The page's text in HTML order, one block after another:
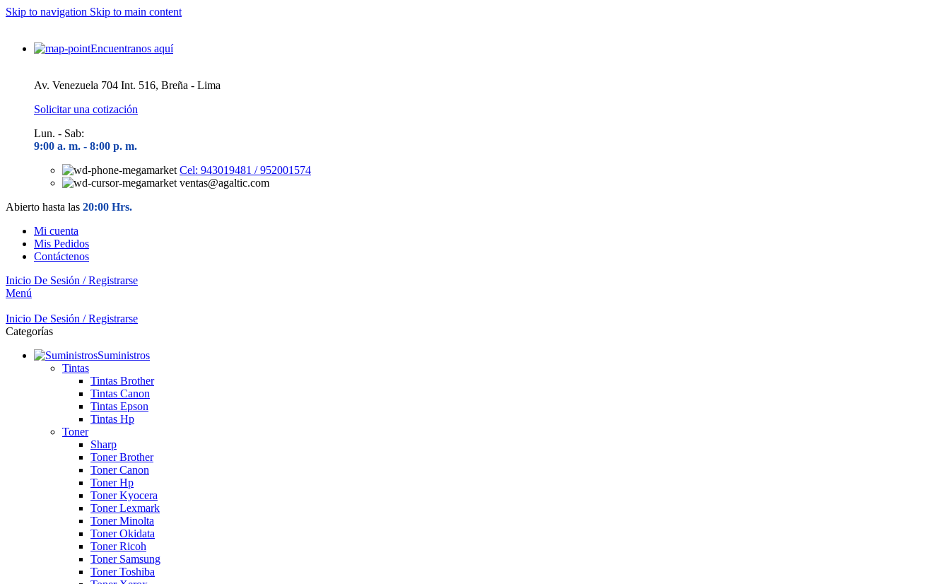
Skip to navigation Skip to main content
Encuentranos aquí
Av. Venezuela 704 Int. 516, Breña - Lima
Solicitar una cotización
Lun. - Sab:
9:00 a. m. - 8:00 p. m.
Cel: 943019481 / 952001574
ventas@agaltic.com
Abierto hasta las 20:00 Hrs.
Mi cuenta
Mis Pedidos
Contáctenos
Inicio De Sesión / Registrarse
Menú
Inicio De Sesión / Registrarse
Categorías
Suministros
Tintas
Tintas Brother
Tintas Canon
Tintas Epson
Tintas Hp
Toner
Sharp
Toner Brother
Toner Canon
Toner Hp
Toner Kyocera
Toner Lexmark
Toner Minolta
Toner Okidata
Toner Ricoh
Toner Samsung
Toner Toshiba